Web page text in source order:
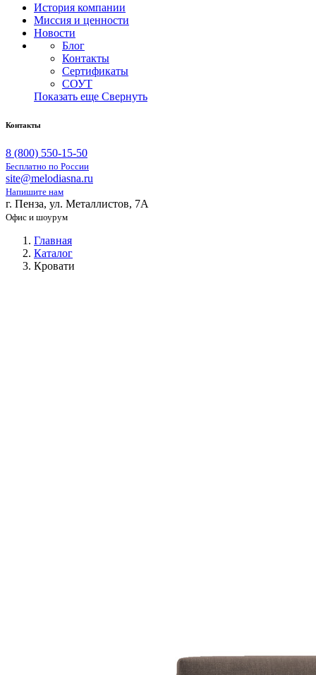
История компании
Миссия и ценности
Новости
Блог
Контакты
Сертификаты
СОУТ
Показать еще Свернуть
Контакты
8 (800) 550-15-50
Бесплатно по России
site@melodiasna.ru
Напишите нам
г. Пенза, ул. Металлистов, 7А
Офис и шоурум
Главная
Каталог
Кровати